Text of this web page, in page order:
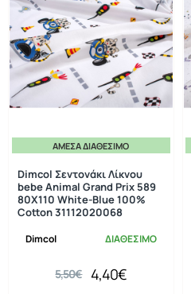
ΆΜΕΣΑ ΔΙΑΘΈΣΙΜΟ
Dimcol ΔΙΑΘΕΣΙΜΟ
Dimcol Σεντονάκι Λίκνου
bebe Animal Grand Prix 589
80X110 White-Blue 100%
Cotton 31112020068
4,40€
5,50€